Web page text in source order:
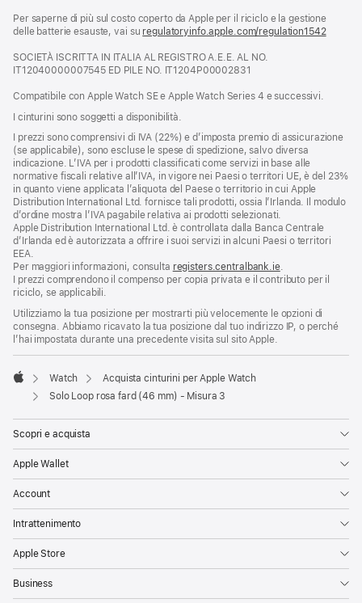
una
nuova
Per saperne di più sul costo coperto da Apple per il riciclo e la gestione
delle batterie esauste, vai su regulatoryinfo.apple.com/regulation1542(si
SOCIETÀ ISCRITTA IN ITALIA AL REGISTRO A.E.E. AL NO.
IT12040000007545 ED PILE NO. IT1204P00002831
Compatibile con Apple Watch SE e Apple Watch Series 4 e successivi.
I cinturini sono soggetti a disponibilità.
I prezzi sono comprensivi di IVA (22%) e d’imposta premio di assicurazione
(se applicabile), sono escluse le spese di spedizione, salvo diversa
indicazione. L’IVA per i prodotti classificati come servizi in base alle
normative fiscali relative all’IVA, in vigore nei Paesi o territori UE, è del 23%
in quanto viene applicata l’aliquota del Paese o territorio in cui Apple
Distribution International Ltd. fornisce tali prodotti, ossia l’Irlanda. Il modulo
d’ordine mostra l’IVA pagabile relativa ai prodotti selezionati.
Apple Distribution International Ltd. è controllata dalla Banca Centrale
d’Irlanda ed è autorizzata a offrire i suoi servizi in alcuni Paesi o territori
EEA.
Per maggiori informazioni, consulta registers.centralbank.ie.
I prezzi comprendono il compenso per copia privata e il contributo per il
riciclo, se applicabili.
Utilizziamo la tua posizione per mostrarti più velocemente le opzioni di
consegna. Abbiamo ricavato la tua posizione dal tuo indirizzo IP, o perché
l’hai impostata durante una precedente visita sul sito Apple.
Apple
Watch
Acquista cinturini per Apple Watch
Solo Loop rosa fard (46 mm) - Misura 3
Scopri e acquista
Apple Wallet
Account
Intrattenimento
Apple Store
Business